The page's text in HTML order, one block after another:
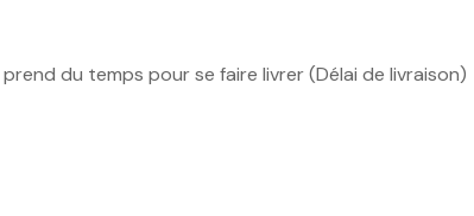
du temps pour se faire livrer (Délai de livraison)